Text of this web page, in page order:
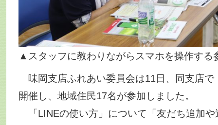
▲スタッフに教わりながらスマホを操作する
味岡支店ふれあい委員会は11日、同支店で
開催し、地域住民17名が参加しました。
「LINEの使い方」について「友だち追加や